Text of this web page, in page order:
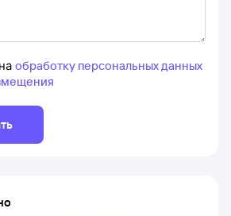
обработку персональных данных